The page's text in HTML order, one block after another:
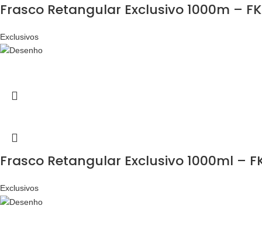
Frasco Retangular Exclusivo 1000m –
Exclusivos
Frasco Retangular Exclusivo 1000ml –
Exclusivos